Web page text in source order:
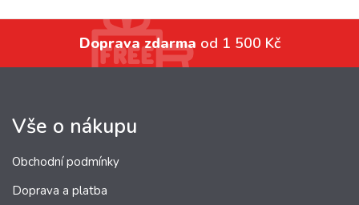
Doprava zdarma od 1 500 Kč
Vše o nákupu
Obchodní podmínky
Doprava a platba